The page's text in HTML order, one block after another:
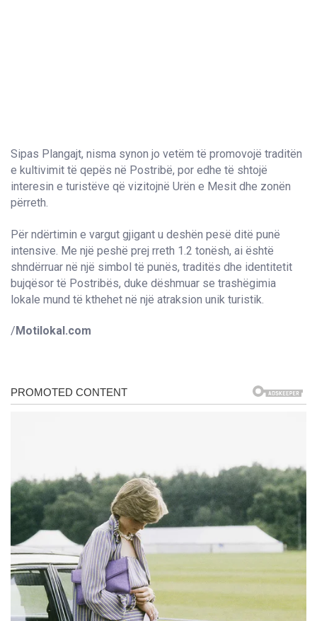
Sipas Plangajt, nisma synon jo vetëm të promovojë traditën
e kultivimit të qepës në Postribë, por edhe të shtojë
interesin e turistëve që vizitojnë Urën e Mesit dhe zonën
përreth.
Për ndërtimin e vargut gjigant u deshën pesë ditë punë
intensive. Me një peshë prej rreth 1.2 tonësh, ai është
shndërruar në një simbol të punës, traditës dhe identitetit
bujqësor të Postribës, duke dëshmuar se trashëgimia
lokale mund të kthehet në një atraksion unik turistik.
/ Motilokal.com